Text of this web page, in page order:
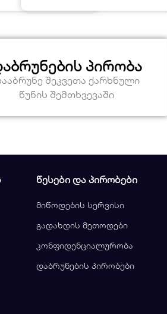
პირობა
შეკვეთა ქარხნული
წუნის შემთხვევაში
ᲬᲔᲡᲔᲑᲘ ᲓᲐ ᲞᲘᲠᲝᲑᲔᲑᲘ
მიწოდების სერვისი
გადახდის მეთოდები
კონფიდენციალურობა
დაბრუნების პირობები